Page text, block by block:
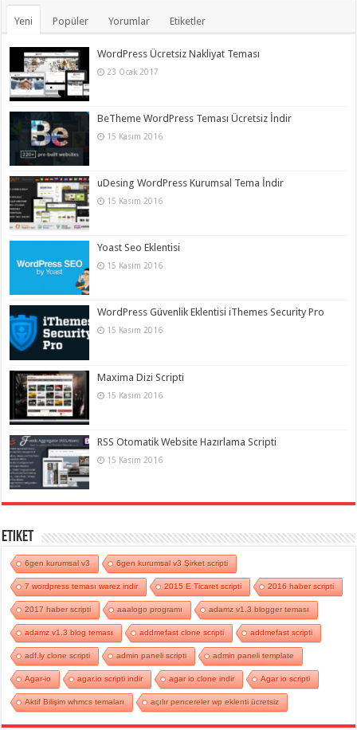
Yeni Popüler Yorumlar Etiketler
WordPress Ücretsiz Nakliyat Teması
23 Ocak 2017
BeTheme WordPress Teması Ücretsiz İndir
15 Kasım 2016
uDesing WordPress Kurumsal Tema İndir
15 Kasım 2016
Yoast Seo Eklentisi
15 Kasım 2016
WordPress Güvenlik Eklentisi iThemes Security Pro
15 Kasım 2016
Maxima Dizi Scripti
15 Kasım 2016
RSS Otomatik Website Hazırlama Scripti
15 Kasım 2016
Etiket
6gen kurumsal v3 6gen kurumsal v3 Şirket scripti
7 wordpress teması warez indir 2015 E Ticaret scripti 2016 haber scripti
2017 haber scripti aaalogo programı adamz v1.3 blogger teması
adamz v1.3 blog teması addmefast clone scripti addmefast scripti
adf.ly clone scripti admin paneli scripti admin paneli template
Agar-io agar.io scripti indir agar io clone indir Agar io scripti
Aktif Bilişim whmcs temaları açılır pencereler wp eklenti ücretsiz